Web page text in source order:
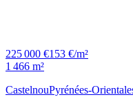
225 000 €153 €/m²
1 466 m²
CastelnouPyrénées-